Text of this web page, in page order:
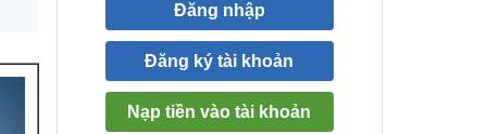
Đăng nhập
Đăng ký tài khoản
Nạp tiền vào tài khoản